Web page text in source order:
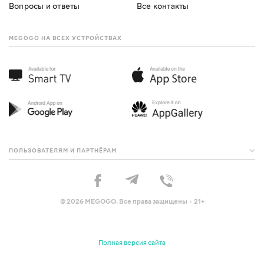
Вопросы и ответы Все контакты
MEGOGO НА ВСЕХ УСТРОЙСТВАХ
ПОЛЬЗОВАТЕЛЯМ И ПАРТНЁРАМ
© 2026 MEGOGO. Все права защищены · 21+
Полная версия сайта